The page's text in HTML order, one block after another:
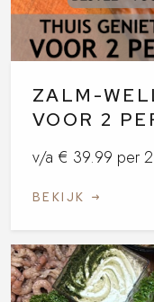
ZALM-
VOOR 2
v/a € 39.99 per
BEKIJK